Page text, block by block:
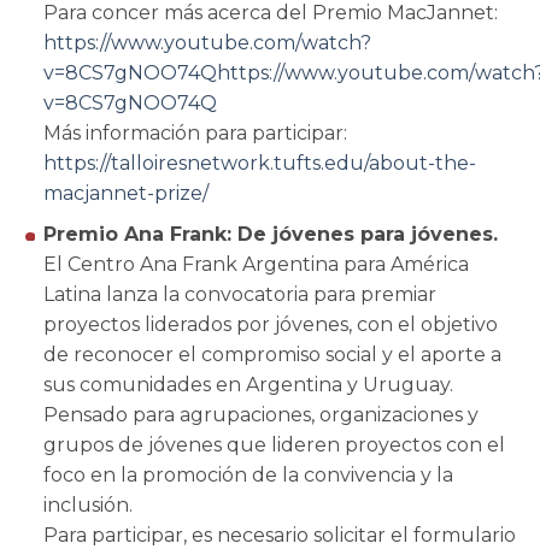
Para concer más acerca del Premio MacJannet:
https://www.youtube.com/watch?
v=8CS7gNOO74Qhttps://www.youtube.com/
v=8CS7gNOO74Q
Más información para participar:
https://talloiresnetwork.tufts.edu/about-the-
macjannet-prize/
Premio Ana Frank: De jóvenes para jóvenes.
El Centro Ana Frank Argentina para América
Latina lanza la convocatoria para premiar
proyectos liderados por jóvenes, con el objetivo
de reconocer el compromiso social y el aporte a
sus comunidades en Argentina y Uruguay.
Pensado para agrupaciones, organizaciones y
grupos de jóvenes que lideren proyectos con el
foco en la promoción de la convivencia y la
inclusión.
Para participar, es necesario solicitar el formulario